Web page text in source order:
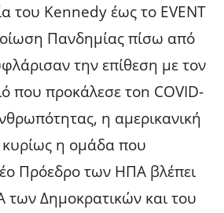
του Κennedy έως το EVENT
Πανδημίας πίσω από
την επίθεση με τον
που προκάλεσε τon COVID-
η αμερικανική
κυρίως η ομάδα που
Πρόεδρο των ΗΠΑ βλέπει
των Δημοκρατικών και του